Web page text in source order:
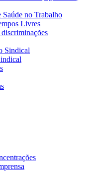
Saúde no Trabalho
Livres
Sindical